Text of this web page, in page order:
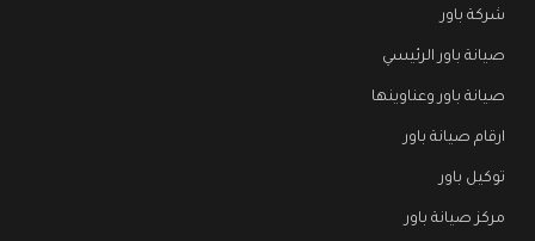
شركة باور
صيانة باور الرئيسي
صيانة باور وعناوينها
ارقام صيانة باور
توكيل باور
مركز صيانة باور